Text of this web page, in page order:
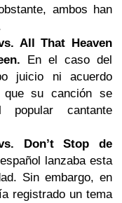
ambos han
All That Heaven
En el caso del
juicio ni acuerdo
su canción se
cantante
Don’t Stop de
lanzaba esta
Sin embargo, en
registrado un tema